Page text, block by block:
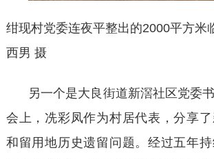
绀现村党委连夜平整出的2000平方米
西男 摄
另一个是大良街道新滘社区党委
会上，冼彩凤作为村居代表，分享
和留用地历史遗留问题。经过五年